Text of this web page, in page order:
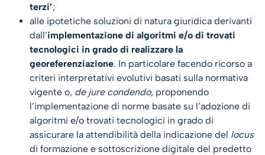
terzi’;
alle ipotetiche soluzioni di natura giuridica derivanti
dall’implementazione di algoritmi e/o di trovati
tecnologici in grado di realizzare la
georeferenziazione. In particolare facendo ricorso a
criteri interpretativi evolutivi basati sulla normativa
vigente o, de jure condendo, proponendo
l’implementazione di norme basate su l’adozione di
algoritmi e/o trovati tecnologici in grado di
assicurare la attendibilità della indicazione del locus
di formazione e sottoscrizione digitale del predetto